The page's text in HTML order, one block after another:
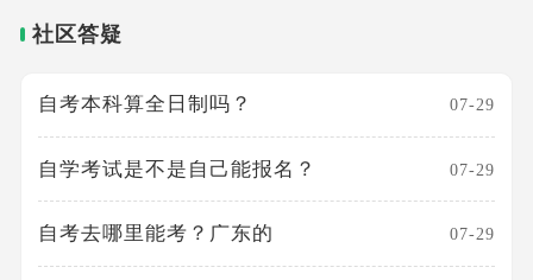
社区答疑
自考本科算全日制吗？ 07-29
自学考试是不是自己能报名？ 07-29
自考去哪里能考？广东的 07-29